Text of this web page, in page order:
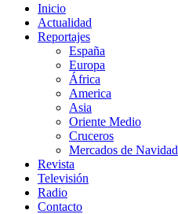
Inicio
Actualidad
Reportajes
España
Europa
África
America
Asia
Oriente Medio
Cruceros
Mercados de Navidad
Revista
Televisión
Radio
Contacto